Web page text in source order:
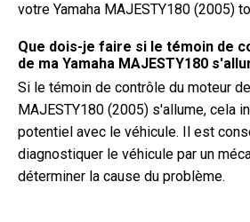
votre Yamaha MAJESTY180 (2005)
Que dois-je faire si le témoin de
de ma Yamaha MAJESTY180
Si le témoin de contrôle du moteur
MAJESTY180 (2005) s'allume, cela
potentiel avec le véhicule. Il est
diagnostiquer le véhicule par un
déterminer la cause du problème.